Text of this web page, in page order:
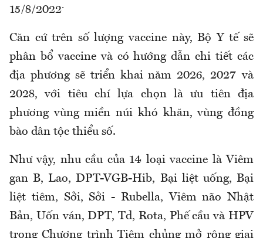
15/8/2022.
Căn cứ trên số lượng vaccine này, Bộ Y tế sẽ
phân bổ vaccine và có hướng dẫn chi tiết các
địa phương sẽ triển khai năm 2026, 2027 và
2028, với tiêu chí lựa chọn là ưu tiên địa
phương vùng miền núi khó khăn, vùng đồng
bào dân tộc thiểu số.
Như vậy, nhu cầu của 14 loại vaccine là Viêm
gan B, Lao, DPT-VGB-Hib, Bại liệt uống, Bại
liệt tiêm, Sởi, Sởi - Rubella, Viêm não Nhật
Bản, Uốn ván, DPT, Td, Rota, Phế cầu và HPV
trong Chương trình Tiêm chủng mở rộng giai